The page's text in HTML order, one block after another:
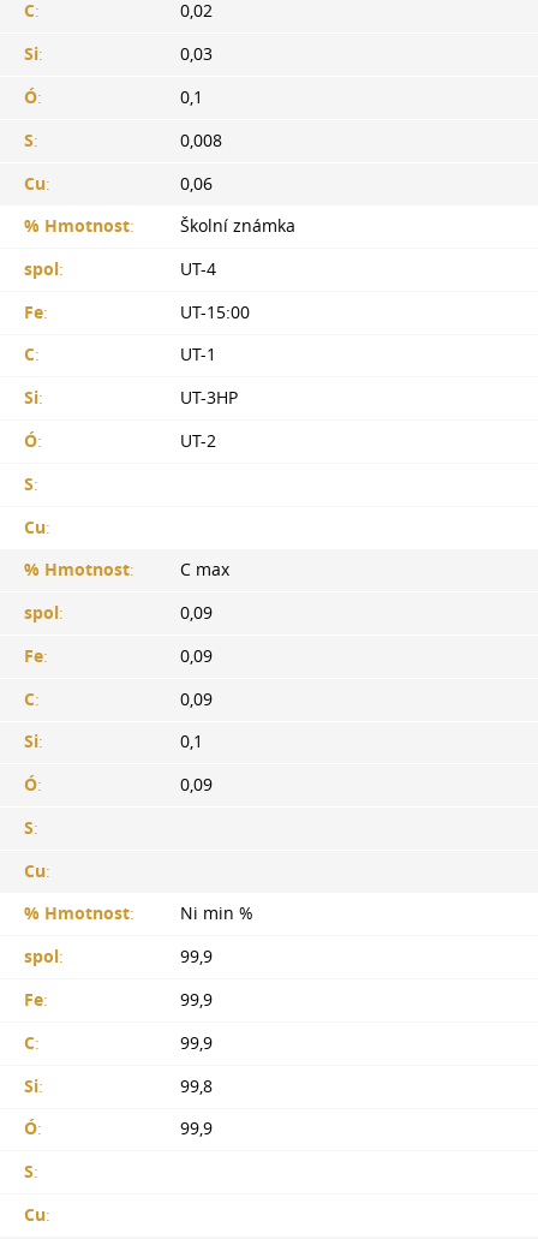
C:
0,02
Si:
0,03
Ó:
0,1
S:
0,008
Cu:
0,06
% Hmotnost:
Školní známka
spol:
UT-4
Fe:
UT-15:00
C:
UT-1
Si:
UT-3HP
Ó:
UT-2
S:
Cu:
% Hmotnost:
C max
spol:
0,09
Fe:
0,09
C:
0,09
Si:
0,1
Ó:
0,09
S:
Cu:
% Hmotnost:
Ni min %
spol:
99,9
Fe:
99,9
C:
99,9
Si:
99,8
Ó:
99,9
S:
Cu: